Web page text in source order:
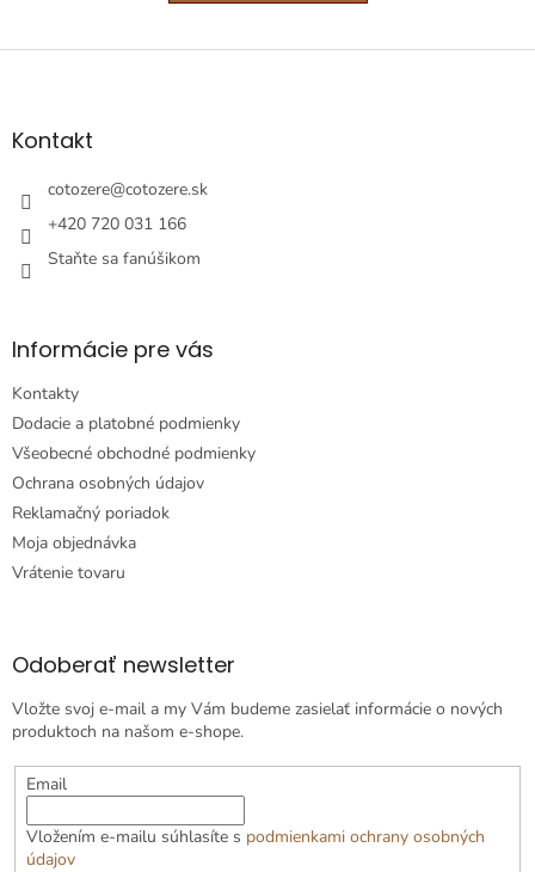
Z
äKontakt
cotozere@cotozere.sk
+420 720 031 166
Staňte sa fanúšikom
Informácie pre vás
Kontakty
Dodacie a platobné podmienky
Všeobecné obchodné podmienky
Ochrana osobných údajov
Reklamačný poriadok
Moja objednávka
Vrátenie tovaru
Odoberať newsletter
Vložte svoj e-mail a my Vám budeme zasielať informácie o nových
produktoch na našom e-shope.
Email
Vložením e-mailu súhlasíte s podmienkami ochrany osobných
údajov